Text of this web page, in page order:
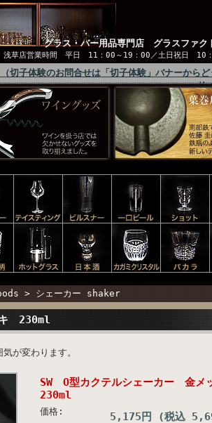
グラス・バー用品専門店 グラスファク
浅草店営業時間 平日 11：00～19：00／土日祝日 10
切子体験のお問合せは「切子体験」バナーからど
サ
> シェーカー shaker
キ 230ml
が変わります。
SW O型カクテルシェーカー 金メ
230ml
価格: 5,175円 (税込